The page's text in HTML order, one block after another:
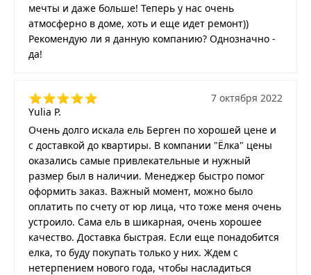
мечты и даже больше! Теперь у нас очень
атмосферно в доме, хоть и еще идет ремонт))
Рекомендую ли я данную компанию? Однозначно -
да!
Yulia P.
7 октября 2022
Очень долго искала ель Берген по хорошей цене и
с доставкой до квартиры. В компании "Ёлка" цены
оказались самые привлекательные и нужный
размер был в наличии. Менеджер быстро помог
оформить заказ. Важный момент, можно было
оплатить по счету от юр лица, что тоже меня очень
устроило. Сама ель в шикарная, очень хорошее
качество. Доставка быстрая. Если еще понадобится
елка, то буду покупать только у них. Ждем с
нетерпением нового года, чтобы насладиться